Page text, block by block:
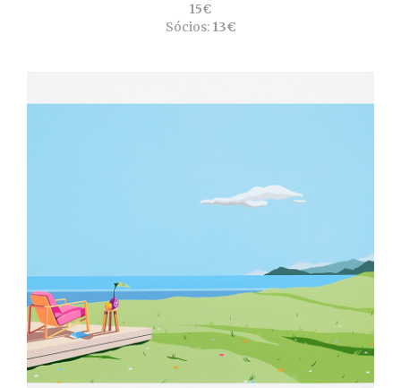
15€
Sócios:13€